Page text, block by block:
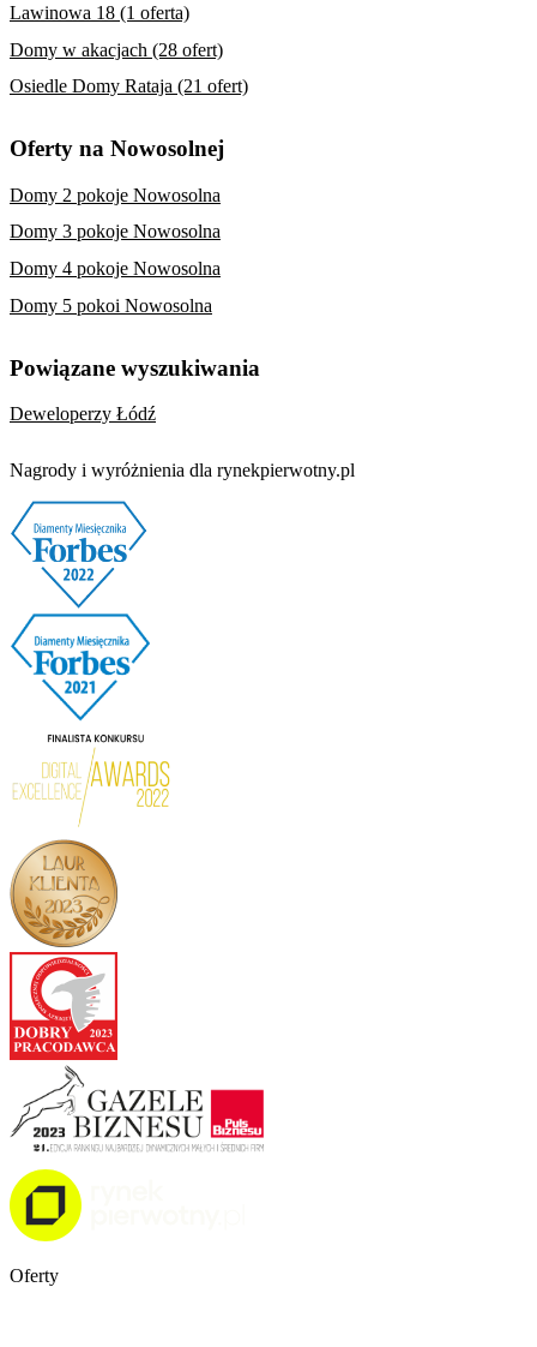
Lawinowa 18 (1 oferta)
Domy w akacjach (28 ofert)
Osiedle Domy Rataja (21 ofert)
Oferty na Nowosolnej
Domy 2 pokoje Nowosolna
Domy 3 pokoje Nowosolna
Domy 4 pokoje Nowosolna
Domy 5 pokoi Nowosolna
Powiązane wyszukiwania
Deweloperzy Łódź
Nagrody i wyróżnienia dla rynekpierwotny.pl
Oferty